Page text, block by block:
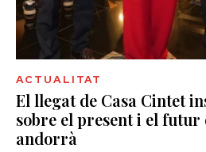
ACTUALITAT
El llegat de Casa Cintet
sobre el present i el futur
andorrà